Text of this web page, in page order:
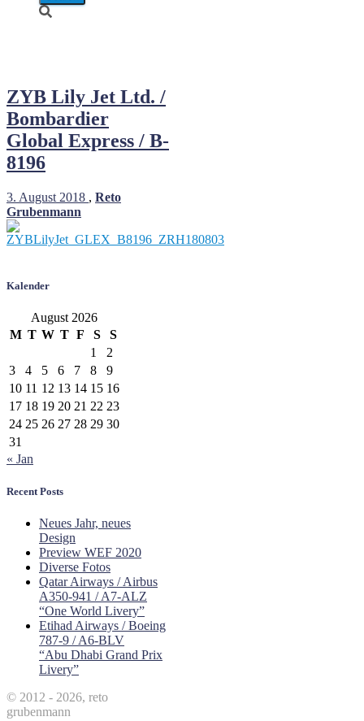
ZYB Lily Jet Ltd. /
Bombardier
Global Express / B-
8196
3. August 2018 , Reto
Grubenmann
Kalender
August 2026
M T W T F S
S
1
2
3
4 5 6 7 8
9
10 11 12 13 14 15 16
17 18 19 20 21 22 23
24 25 26 27 28 29 30
31
« Jan
Recent Posts
Neues Jahr, neues
Design
Preview WEF 2020
Diverse Fotos
Qatar Airways / Airbus
A350-941 / A7-ALZ
“One World Livery”
Etihad Airways / Boeing
787-9 / A6-BLV
“Abu Dhabi Grand Prix
Livery”
© 2012 - 2026, reto
grubenmann